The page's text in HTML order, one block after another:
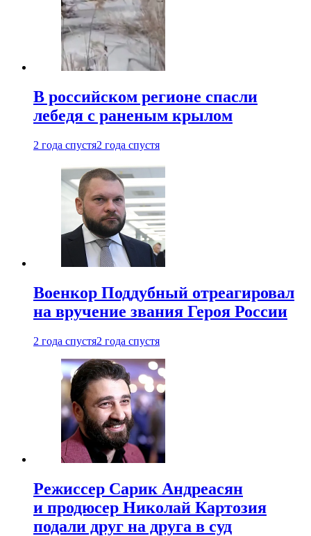
В российском регионе спасли
лебедя с раненым крылом
2 года спустя2 года спустя
Военкор Поддубный отреагировал
на вручение звания Героя России
2 года спустя2 года спустя
Режиссер Сарик Андреасян
и продюсер Николай Картозия
подали друг на друга в суд